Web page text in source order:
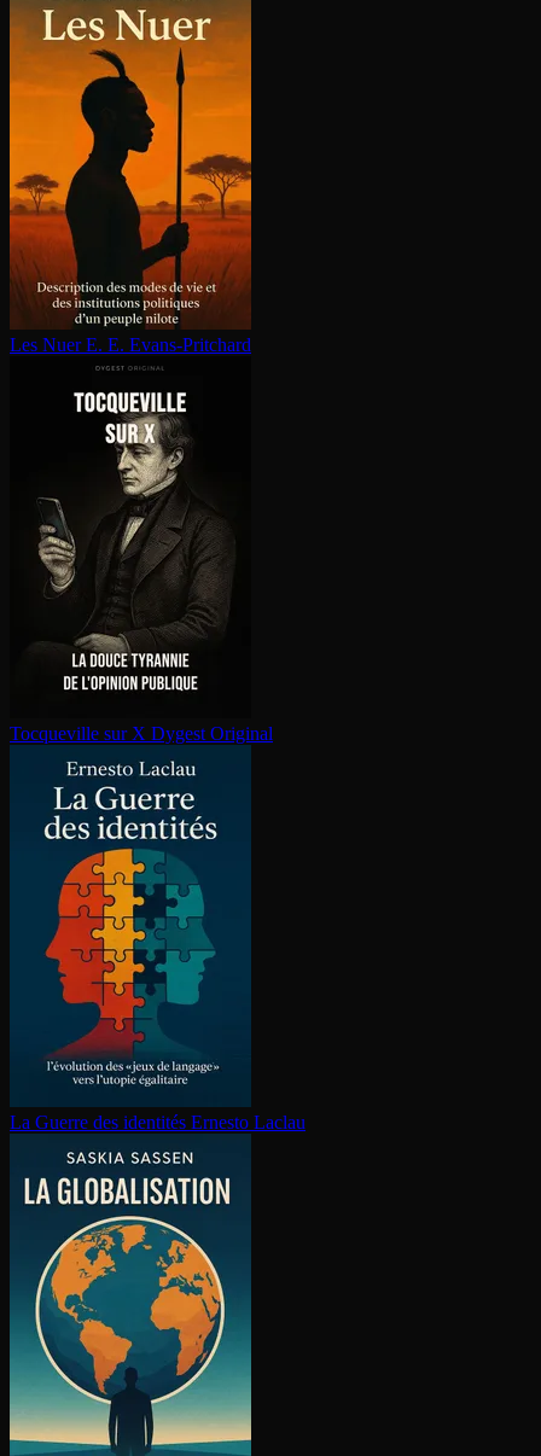
Les Nuer E. E. Evans-Pritchard
Tocqueville sur X Dygest Original
La Guerre des identités Ernesto Laclau